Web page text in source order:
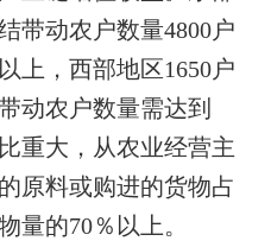
带动农户数量4800户
上，西部地区1650户
动农户数量需达到
重大， 从农业经营主
原料或购进的货物占
量的70％ 以上。